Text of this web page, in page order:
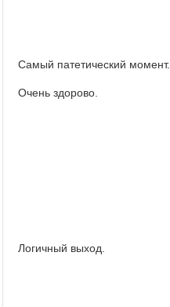
Самый патетический момент.
Очень здорово.
Логичный выход.